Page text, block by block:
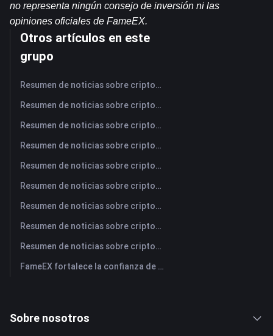
no representa ningún consejo de inversión ni las
opiniones oficiales de FameEX.
Otros artículos en este
grupo
Resumen de noticias sobre criptomonedas de FameEX de hoy | 10 de agosto de 2026
Resumen de noticias sobre criptomonedas de FameEX de hoy | 7 de agosto de 2026
Resumen de noticias sobre criptomonedas de FameEX de hoy | 6 de agosto de 2026
Resumen de noticias sobre criptomonedas de FameEX de hoy | 5 de agosto de 2026
Resumen de noticias sobre criptomonedas de FameEX de hoy | 4 de agosto de 2026
Resumen de noticias sobre criptomonedas de FameEX de hoy | 3 de agosto de 2026
Resumen de noticias sobre criptomonedas de FameEX de hoy | 31 de julio de 2026
Resumen de noticias sobre criptomonedas de FameEX de hoy | 30 de julio de 2026
Resumen de noticias sobre criptomonedas de FameEX de hoy | 29 de julio de 2026
FameEX fortalece la confianza de los usuarios a través de ocho años de operaciones estables y crecimiento global
Sobre nosotros